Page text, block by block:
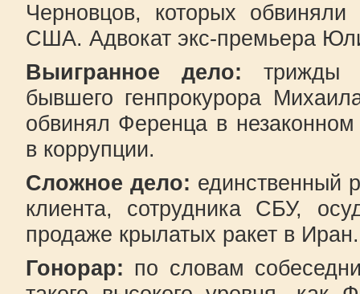
Черновцов, которых
США. Адвокат экс-премьера
Выигранное дело: трижды
бывшего генпрокурора
обвинял Ференца в
в коррупции.
Сложное дело: единственный
клиента, сотрудника СБУ,
продаже крылатых ракет в Иран.
Гонорар: по словам